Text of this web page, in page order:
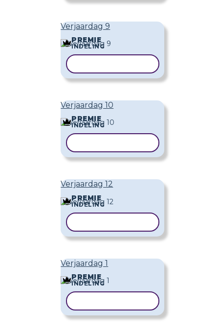
Verjaardag 9
PREMIE
INDELING
Verjaardag 10
PREMIE
INDELING
Verjaardag 12
PREMIE
INDELING
Verjaardag 1
PREMIE
INDELING